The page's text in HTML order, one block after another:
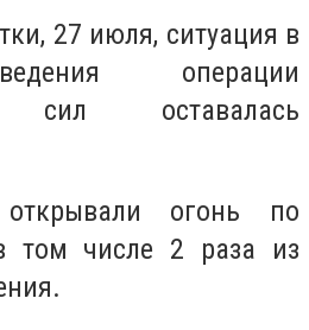
27 июля, ситуация в
операции
сил оставалась
огонь по
том числе 2 раза из